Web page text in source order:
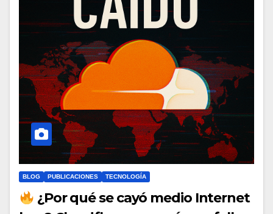
BLOG PUBLICACIONES TECNOLOGÍA
¿Por qué se cayó medio Internet